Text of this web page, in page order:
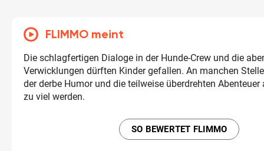
FLIMMO meint
Die schlagfertigen Dialoge in der Hunde-Crew und die
Verwicklungen dürften Kinder gefallen. An manchen
der derbe Humor und die teilweise überdrehten
zu viel werden.
SO BEWERTET FLIMMO